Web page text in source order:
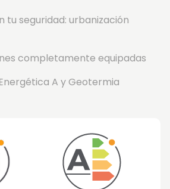
tu seguridad: urbanización
completamente equipadas
A y Geotermia